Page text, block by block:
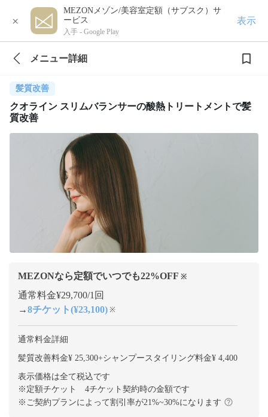
×
MEZONメゾン/美容室定額（サブスク）サ
ービス
入手 - Google Play
表示
メニュー詳細
髪質改善
クオライン スリムバランサーの酸熱トリートメントで髪
質改善
MEZONなら定額でいつでも22%OFF ※
通常料金¥29,700/1回
→8チケット(¥23,100) ※
通常料金詳細
髪質改善料金¥ 25,300+シャンプースタイリング料金¥ 4,400
表示価格は全て税込です
※定額チケット 4チケット契約時の金額です
※ご契約プランによって割引率が21%~30%になります